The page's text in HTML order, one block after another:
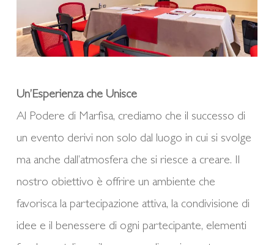
Un’Esperienza che Unisce
Al Podere di Marfisa, crediamo che il successo di
un evento derivi non solo dal luogo in cui si svolge
ma anche dall’atmosfera che si riesce a creare. Il
nostro obiettivo è offrire un ambiente che
favorisca la partecipazione attiva, la condivisione di
idee e il benessere di ogni partecipante, elementi